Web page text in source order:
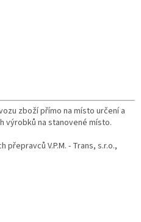
zboží přímo na místo určení a
výrobků na stanovené místo.
V.P.M. - Trans, s.r.o.,